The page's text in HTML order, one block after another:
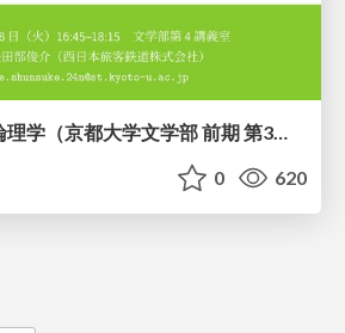
[2026前期火５] 論理学（京都大学文学部 前期 第3回）「形式言語と四つのキーワード：メタ・構成・意味論・ハーモニー」
0 620